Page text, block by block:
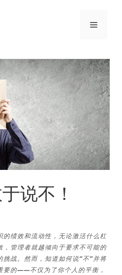
選
说不！
的绩效和流动性，无论激活什么杠
，管理者就越倾向于要求不可能的
战。然而，知道如何说“不”并将
要的——不仅为了你个人的平衡，